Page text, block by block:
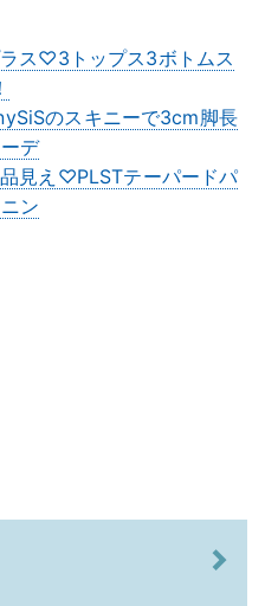
ス♡3トップス3ボトムス
のスキニーで3cm脚長
デ
見え♡PLSTテーパードパ
ン